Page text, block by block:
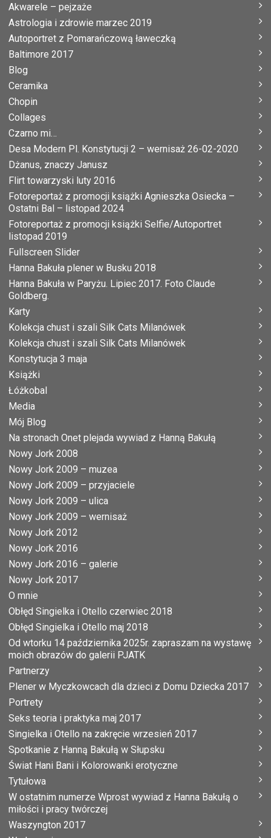
Akwarele – pejzaże
Astrologia i zdrowie marzec 2019
Autoportret z Pomarańczową ławeczką
Baltimore 2017
Blog
Ceramika
Chopin
Collages
Czarno mi…
Desa Modern Pl. Konstytucji 2 – wernisaż 26-02-2020
Dżanus, znaczy Janusz
Flirt towarzyski luty 2016
Fotoreportaż z promocji książki Agnieszka Osiecka –
Ostatni Bal – listopad 2024
Fotoreportaż z promocji książki Selfie/Autoportret
listopad 2019
Fullscreen Slider
Hanna Bakuła plener w Busku 2018
Hanna Bakuła w Paryżu. Lipiec 2017. Foto Claude
Goldberg.
Karty
Kolekcja chust i szali Silk Cats Milanówek
Kolekcja chust i szali Silk Cats Milanówek
Konstytucja 3 maja
Książki
Łóżkobal
Media
Mój Blog
Na stronach Onet plejada wywiad z Hanną Bakułą
Nowy Jork 2008
Nowy Jork 2009 – muzea
Nowy Jork 2009 – przyjaciele
Nowy Jork 2009 – ulica
Nowy Jork 2009 – wernisaż
Nowy Jork 2012
Nowy Jork 2016
Nowy Jork 2016 – galerie
Nowy Jork 2017
O mnie
Obłęd Singielka i Otello czerwiec 2018
Obłęd Singielka i Otello maj 2018
Od wtorku 14 października 2025r. zapraszam na wystawę
moich obrazów do galerii PJATK
Partnerzy
Plener w Myczkowcach dla dzieci z Domu Dziecka 2017
Portrety
Seks teoria i praktyka maj 2017
Singielka i Otello na zakręcie wrzesień 2017
Spotkanie z Hanną Bakułą w Słupsku
Świat Hani Bani i Kolorowanki erotyczne
Tytułowa
W ostatnim numerze Wprost wywiad z Hanna Bakułą o
miłości i pracy twórczej
Waszyngton 2017